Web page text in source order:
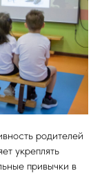
родителей
укреплять
привычки в